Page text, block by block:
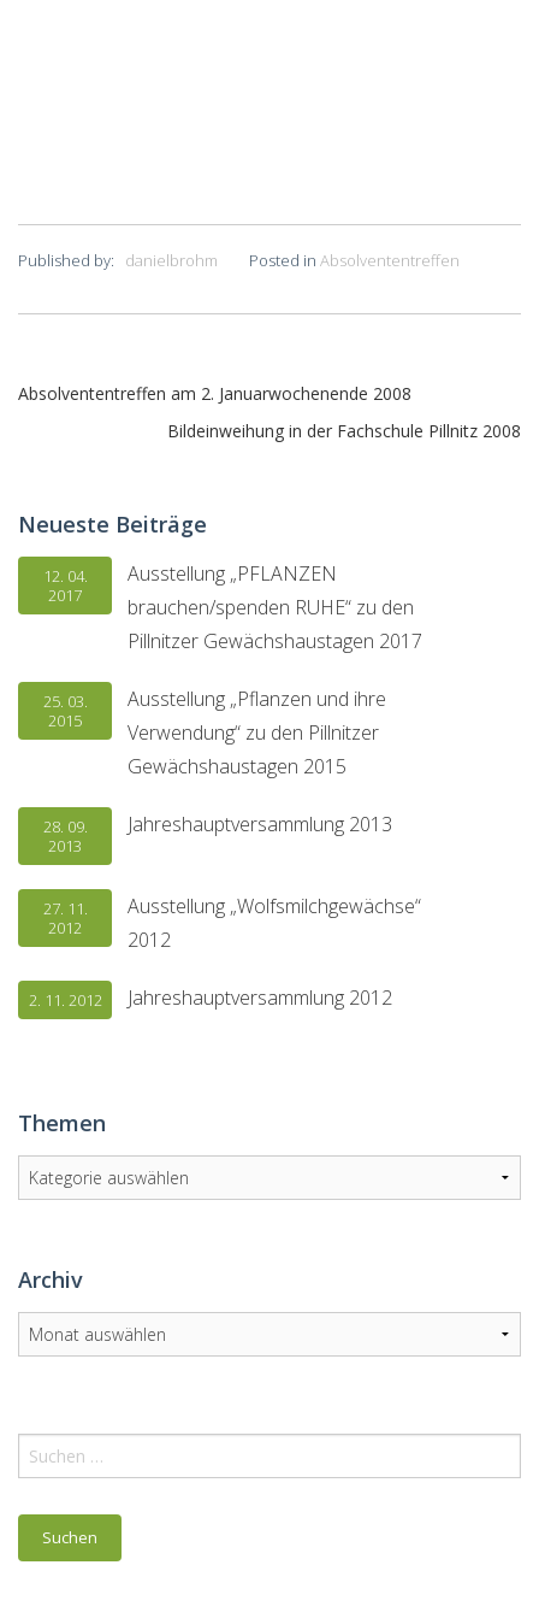
Published by: danielbrohm Posted in Absolvententreffen
Beitragsnavigation
Absolvententreffen am 2. Januarwochenende 2008
Bildeinweihung in der Fachschule Pillnitz 2008
Neueste Beiträge
Ausstellung „PFLANZEN
brauchen/spenden RUHE“ zu den
Pillnitzer Gewächshaustagen 2017
12. 04.
2017
Ausstellung „Pflanzen und ihre
Verwendung“ zu den Pillnitzer
Gewächshaustagen 2015
25. 03.
2015
Jahreshauptversammlung 2013
28. 09.
2013
Ausstellung „Wolfsmilchgewächse“
2012
27. 11.
2012
Jahreshauptversammlung 2012
2. 11. 2012
Themen
Themen
Archiv
Archiv
Suchen
nach: